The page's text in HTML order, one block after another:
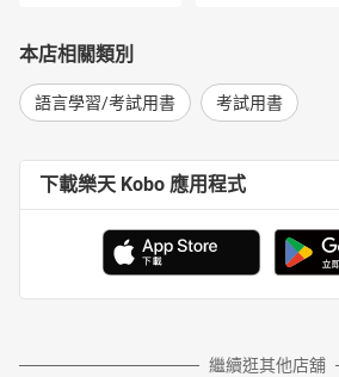
本店相關類別
語言學習/考試用書 考試用書
下載樂天 Kobo 應用程式
繼續逛其他店舖